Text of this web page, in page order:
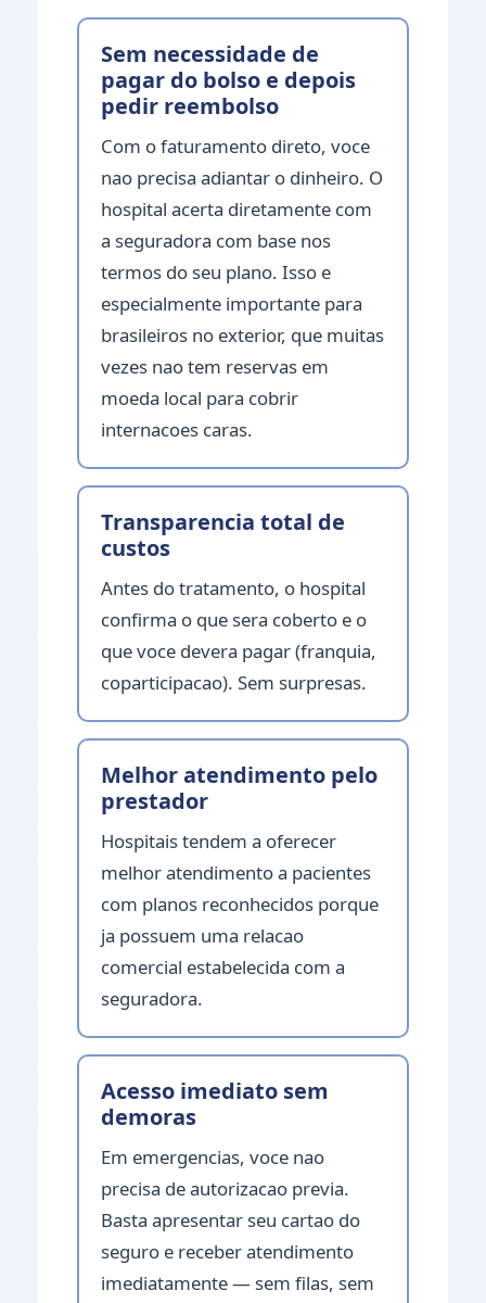
Sem necessidade de
pagar do bolso e depois
pedir reembolso
Com o faturamento direto, voce
nao precisa adiantar o dinheiro. O
hospital acerta diretamente com
a seguradora com base nos
termos do seu plano. Isso e
especialmente importante para
brasileiros no exterior, que muitas
vezes nao tem reservas em
moeda local para cobrir
internacoes caras.
Transparencia total de
custos
Antes do tratamento, o hospital
confirma o que sera coberto e o
que voce devera pagar (franquia,
coparticipacao). Sem surpresas.
Melhor atendimento pelo
prestador
Hospitais tendem a oferecer
melhor atendimento a pacientes
com planos reconhecidos porque
ja possuem uma relacao
comercial estabelecida com a
seguradora.
Acesso imediato sem
demoras
Em emergencias, voce nao
precisa de autorizacao previa.
Basta apresentar seu cartao do
seguro e receber atendimento
imediatamente — sem filas, sem